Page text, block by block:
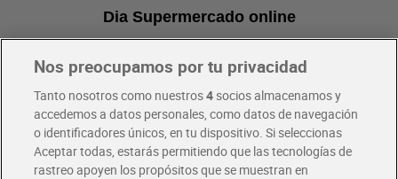
Dia Supermercado online
Pide hoy, recibe hoy
Envío gratis por compras superiores a 100€
Envío estandar por 4,99€
Nos preocupamos por tu privacidad
Tanto nosotros como nuestros4socios almacenamos y
accedemos a datos personales, como datos de navegación
o identificadores únicos, en tu dispositivo. Si seleccionas
Aceptar todas, estarás permitiendo que las tecnologías de
rastreo apoyen los propósitos que se muestran en